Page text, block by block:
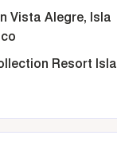
Vista Alegre, Isla
Resort Isla